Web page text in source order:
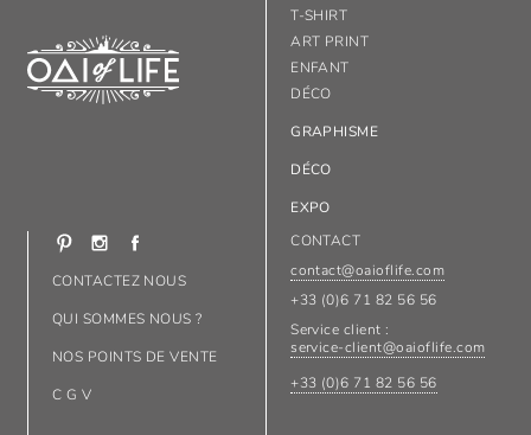
T-SHIRT
ART PRINT
ENFANT
DÉCO
GRAPHISME
DÉCO
EXPO
CONTACTEZ NOUS
QUI SOMMES NOUS ?
NOS POINTS DE VENTE
C G V
CONTACT
contact@oaioflife.com
+33 (0)6 71 82 56 56
Service client :
service-client@oaioflife.com
+33 (0)6 71 82 56 56